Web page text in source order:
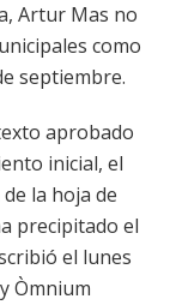
Artur Mas no
como
septiembre.
aprobado
inicial, el
la hoja de
precipitado el
el lunes
Òmnium